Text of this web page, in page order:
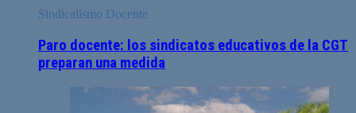
Sindicalismo Docente
Paro docente: los sindicatos educativos de la CGT
preparan una medida